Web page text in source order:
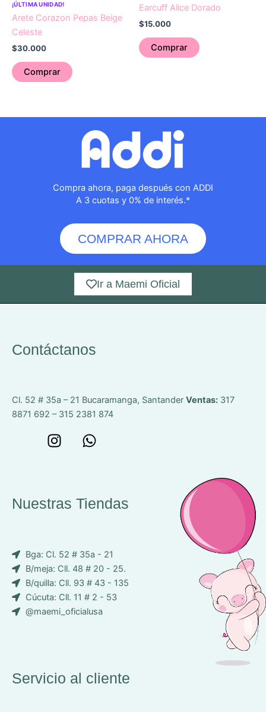
¡ÚLTIMA UNIDAD!
Arete Corazon Pepas Beige
Celeste
$30.000
Comprar
Earcuff Alice Dorado
$15.000
Comprar
Compra ahora, paga después con ADDI
A 3 cuotas y 0% de interés.*
COMPRAR AHORA
Ir a Maemi Oficial
Contáctanos
Cl. 52 # 35a – 21 Bucaramanga, Santander Ventas: 317
8871 692 – 315 2381 874
e
p
c
o
n
-
f
b
I
a
g
m
W
s
a
Nuestras Tiendas
Bga: Cl. 52 # 35a - 21
B/meja: Cll. 48 # 20 - 25.
B/quilla: Cll. 93 # 43 - 135
Cúcuta: Cll. 11 # 2 - 53
@maemi_oficialusa
Servicio al cliente